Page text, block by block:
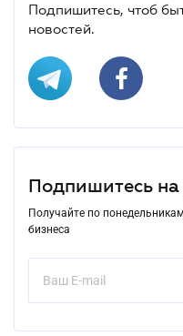
Подпишитесь, чтоб
новостей.
Подпишитесь на
Получайте по
бизнеса